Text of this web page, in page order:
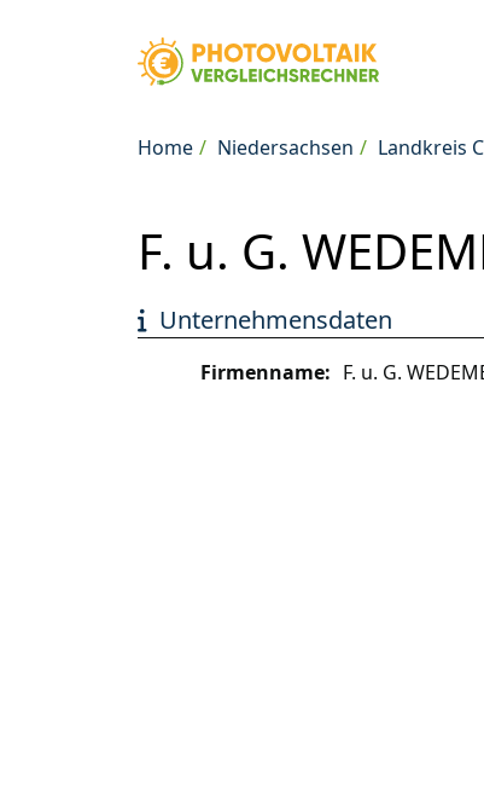
Home Niedersachsen Landkreis
F. u. G.
Unternehmensdaten
Firmenname: F. u. G.